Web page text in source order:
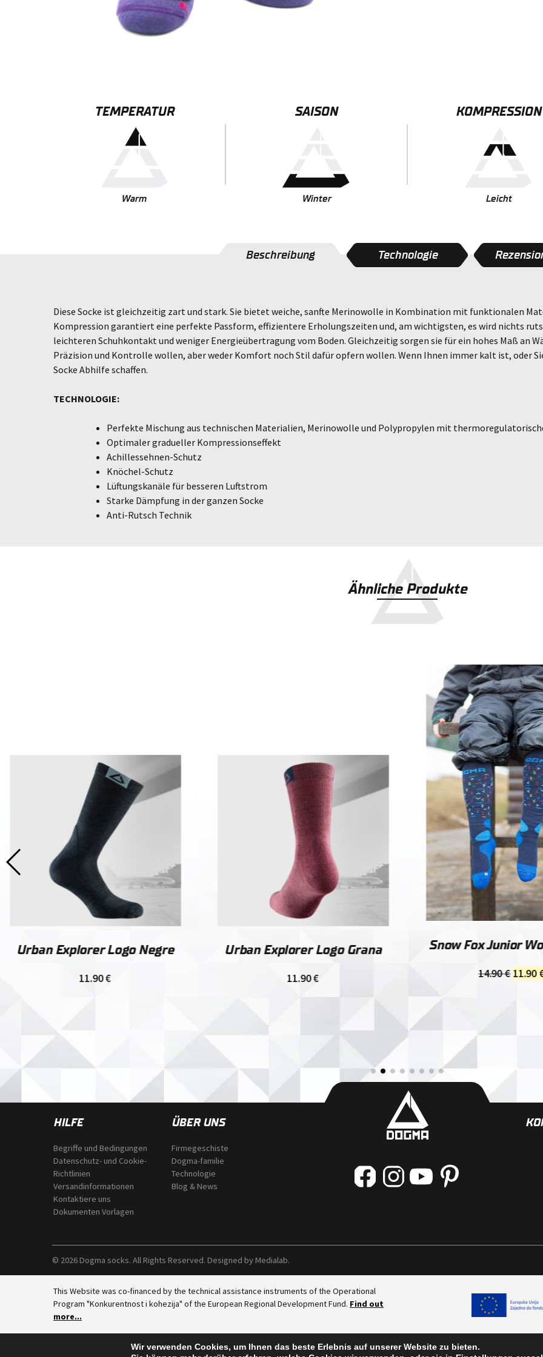
TEMPERATUR
Warm
SAISON
Winter
KOMPRESSION
Leicht
Beschreibung Technologie
Diese Socke ist gleichzeitig zart und stark. Sie bietet weiche, sanfte Merinowolle in Kombination mit funktionalen
Kompression garantiert eine perfekte Passform, effizientere Erholungszeiten und, am wichtigsten, es wird nichts
leichteren Schuhkontakt und weniger Energieübertragung vom Boden. Gleichzeitig sorgen sie für ein hohes Maß an
Präzision und Kontrolle wollen, aber weder Komfort noch Stil dafür opfern wollen. Wenn Ihnen immer kalt ist, oder
Socke Abhilfe schaffen.
TECHNOLOGIE:
Perfekte Mischung aus technischen Materialien, Merinowolle und Polypropylen mit
Optimaler gradueller Kompressionseffekt
Achillessehnen-Schutz
Knöchel-Schutz
Lüftungskanäle für besseren Luftstrom
Starke Dämpfung in der ganzen Socke
Anti-Rutsch Technik
Ähnliche Produkte
Urban Explorer Logo Negre
11.90€
Urban Explorer Logo Grana
11.90€
Snow Fox Junior
14.90€ 11.90
HILFE
Begriffe und Bedingungen
Datenschutz- und Cookie-
Richtlinien
Versandinformationen
Kontaktiere uns
Dokumenten Vorlagen
ÜBER UNS
Firmegeschiste
Dogma-familie
Technologie
Blog & News
© 2026 Dogma socks. All Rights Reserved. Designed byMedialab.
This Website was co-financed by the technical assistance instruments of the Operational
Program "Konkurentnost i kohezija" of the European Regional Development Fund. Find out
more...
Wir verwenden Cookies, um Ihnen das beste Erlebnis auf unserer Website zu bieten.